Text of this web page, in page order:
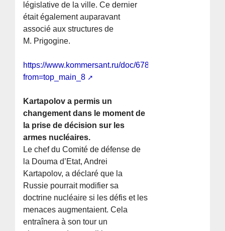
législative de la ville. Ce dernier
était également auparavant
associé aux structures de
M. Prigogine.
https://www.kommersant.ru/doc/6788831?
from=top_main_8
Kartapolov a permis un
changement dans le moment de
la prise de décision sur les
armes nucléaires.
Le chef du Comité de défense de
la Douma d’Etat, Andrei
Kartapolov, a déclaré que la
Russie pourrait modifier sa
doctrine nucléaire si les défis et les
menaces augmentaient. Cela
entraînera à son tour un